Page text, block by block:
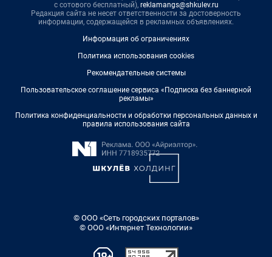
с сотового бесплатный), reklamangs@shkulev.ru
Редакция сайта не несет ответственности за достоверность
информации, содержащейся в рекламных объявлениях.
Информация об ограничениях
Политика использования cookies
Рекомендательные системы
Пользовательское соглашение сервиса «Подписка без баннерной
рекламы»
Политика конфиденциальности и обработки персональных данных и
правила использования сайта
© ООО «Сеть городских порталов»
© ООО «Интернет Технологии»